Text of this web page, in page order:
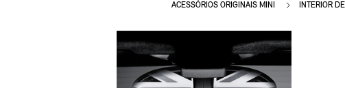
ACESSÓRIOS ORIGINAIS MINI INTERIOR